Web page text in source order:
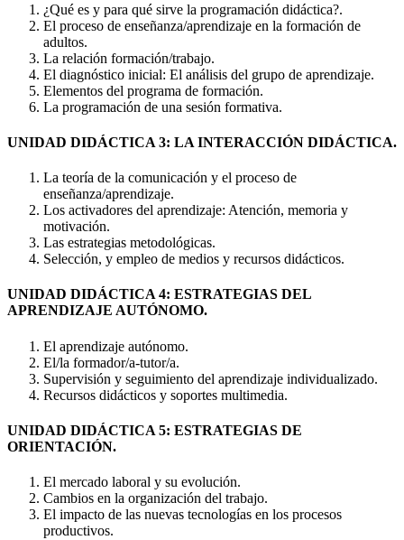
¿Qué es y para qué sirve la programación didáctica?.
El proceso de enseñanza/aprendizaje en la formación de
adultos.
La relación formación/trabajo.
El diagnóstico inicial: El análisis del grupo de aprendizaje.
Elementos del programa de formación.
La programación de una sesión formativa.
UNIDAD DIDÁCTICA 3: LA INTERACCIÓN DIDÁCTICA.
La teoría de la comunicación y el proceso de
enseñanza/aprendizaje.
Los activadores del aprendizaje: Atención, memoria y
motivación.
Las estrategias metodológicas.
Selección, y empleo de medios y recursos didácticos.
UNIDAD DIDÁCTICA 4: ESTRATEGIAS DEL
APRENDIZAJE AUTÓNOMO.
El aprendizaje autónomo.
El/la formador/a-tutor/a.
Supervisión y seguimiento del aprendizaje individualizado.
Recursos didácticos y soportes multimedia.
UNIDAD DIDÁCTICA 5: ESTRATEGIAS DE
ORIENTACIÓN.
El mercado laboral y su evolución.
Cambios en la organización del trabajo.
El impacto de las nuevas tecnologías en los procesos
productivos.